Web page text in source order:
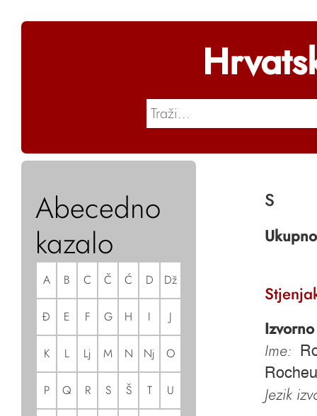
Abecedno
kazalo
A B C Č Ć D Dž
Đ E F G H I J
K L Lj M N Nj O
P Q R S Š T U
S
Ime:
Jezik